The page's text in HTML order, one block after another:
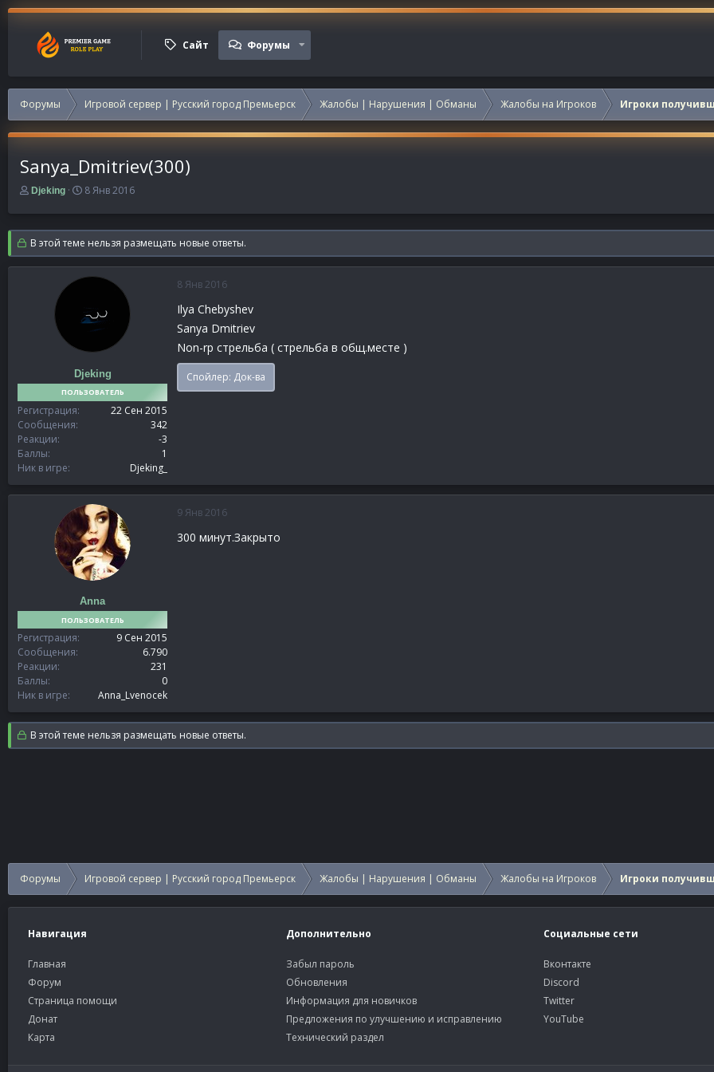
Сайт Форумы
Форумы Игровой сервер | Русский город Премьерск Жалобы | Нарушения | Обманы Жалобы на Игроков Игроки
Sanya_Dmitriev(300)
А
т
о
р
т
Djeking
Д
т
а
н
а
ч
а
8 Янв 2016
В этой теме нельзя размещать новые ответы.
Djeking
ПОЛЬЗОВАТЕЛЬ
Регистрация
22 Сен 2015
Сообщения
342
Реакции
-3
Баллы
1
Ник в игре
Djeking_
8 Янв 2016
Ilya Chebyshev
Sanya Dmitriev
Non-rp стрельба ( стрельба в общ.месте )
Спойлер: Док-ва
Anna
ПОЛЬЗОВАТЕЛЬ
Регистрация
9 Сен 2015
Сообщения
6.790
Реакции
231
Баллы
0
Ник в игре
Anna_Lvenocek
9 Янв 2016
300 минут.Закрыто
В этой теме нельзя размещать новые ответы.
Форумы Игровой сервер | Русский город Премьерск Жалобы | Нарушения | Обманы Жалобы на Игроков Игроки
Навигация
Главная
Форум
Страница помощи
Донат
Карта
Дополнительно
Забыл пароль
Обновления
Информация для новичков
Предложения по улучшению и исправлению
Технический раздел
Социальные сети
Вконтакте
Discord
Twitter
YouTube